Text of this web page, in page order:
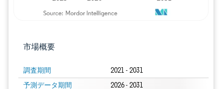
市場概要
調査期間 2021 - 2031
予測データ期間 2026 - 2031